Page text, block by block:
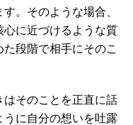
。そのような場合、
に近づけるような質
段階で相手にそのこ
そのことを正直に話
に自分の想いを吐露